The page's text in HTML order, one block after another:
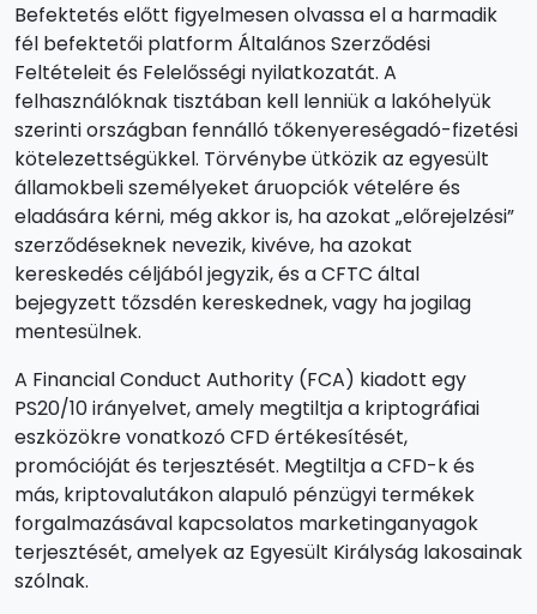
Befektetés előtt figyelmesen olvassa el a harmadik
fél befektetői platform Általános Szerződési
Feltételeit és Felelősségi nyilatkozatát. A
felhasználóknak tisztában kell lenniük a lakóhelyük
szerinti országban fennálló tőkenyereségadó-fizetési
kötelezettségükkel. Törvénybe ütközik az egyesült
államokbeli személyeket áruopciók vételére és
eladására kérni, még akkor is, ha azokat „előrejelzési”
szerződéseknek nevezik, kivéve, ha azokat
kereskedés céljából jegyzik, és a CFTC által
bejegyzett tőzsdén kereskednek, vagy ha jogilag
mentesülnek.
A Financial Conduct Authority (FCA) kiadott egy
PS20/10 irányelvet, amely megtiltja a kriptográfiai
eszközökre vonatkozó CFD értékesítését,
promócióját és terjesztését. Megtiltja a CFD-k és
más, kriptovalutákon alapuló pénzügyi termékek
forgalmazásával kapcsolatos marketinganyagok
terjesztését, amelyek az Egyesült Királyság lakosainak
szólnak.